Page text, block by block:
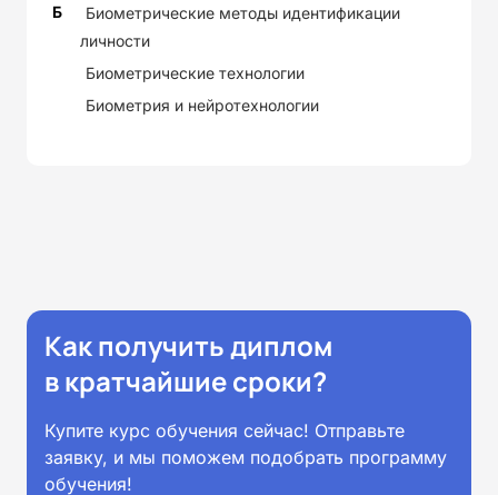
Б
Биометрические методы идентификации
личности
Биометрические технологии
Биометрия и нейротехнологии
Как получить диплом
в кратчайшие сроки?
Купите курс обучения сейчас! Отправьте
заявку, и мы поможем подобрать программу
обучения!